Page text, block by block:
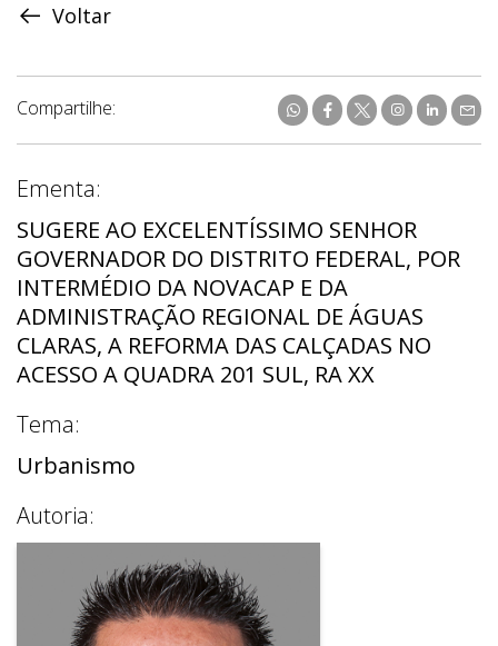
Voltar
Compartilhe:
Ementa:
SUGERE AO EXCELENTÍSSIMO SENHOR
GOVERNADOR DO DISTRITO FEDERAL, POR
INTERMÉDIO DA NOVACAP E DA
ADMINISTRAÇÃO REGIONAL DE ÁGUAS
CLARAS, A REFORMA DAS CALÇADAS NO
ACESSO A QUADRA 201 SUL, RA XX
Tema:
Urbanismo
Autoria: